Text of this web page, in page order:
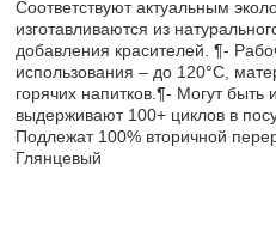
Соответствуют актуальным
изготавливаются из
добавления красителей. ¶-
использования – до 120°C,
горячих напитков.¶- Могут быть
выдерживают 100+ циклов в
Подлежат 100% вторичной
Глянцевый